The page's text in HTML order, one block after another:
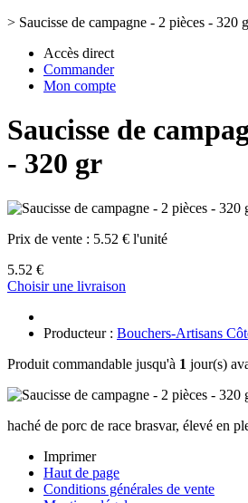
> Saucisse de campagne - 2 pièces - 320
Accès direct
Commander
Mon compte
Saucisse de
- 320 gr
Prix de vente : 5.52 € l'unité
5.52 €
Choisir une livraison
Producteur : Bouchers-Artisans
Produit commandable jusqu'à 1 jour(s)
haché de porc de race brasvar, élevé en
Imprimer
Haut de page
Conditions générales de vente